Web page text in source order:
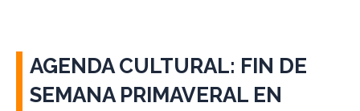
AGENDA CULTURAL: FIN DE
SEMANA PRIMAVERAL EN